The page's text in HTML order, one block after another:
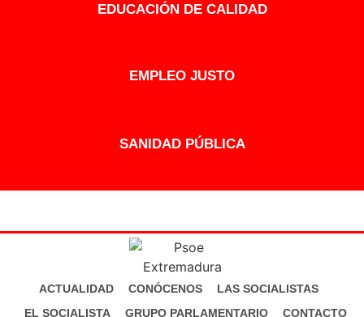
EDUCACIÓN DE CALIDAD
EMPLEO JUSTO
SANIDAD PÚBLICA
ACTUALIDAD CONÓCENOS
LAS SOCIALISTAS
EL SOCIALISTA
GRUPO PARLAMENTARIO CONTACTO